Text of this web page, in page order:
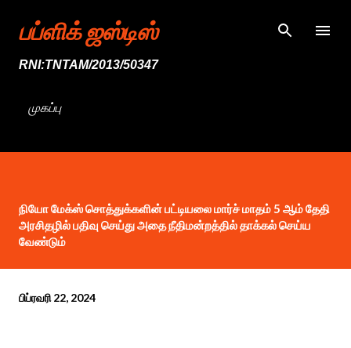
முதன்மை உள்ளடக்கத்திற்குச் செல்
பப்ளிக் ஜஸ்டிஸ்
RNI:TNTAM/2013/50347
முகப்பு
நியோ மேக்ஸ் சொத்துக்களின் பட்டியலை மார்ச் மாதம் 5 ஆம் தேதி
அரசிதழில் பதிவு செய்து அதை நீதிமன்றத்தில் தாக்கல் செய்ய
வேண்டும்
பிப்ரவரி 22, 2024